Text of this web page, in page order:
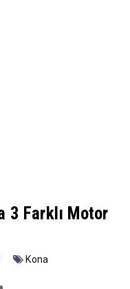
3 Farklı Motor
Kona